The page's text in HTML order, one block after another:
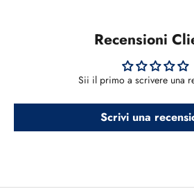
Recensioni
Sii il primo a scrivere una
Scrivi una